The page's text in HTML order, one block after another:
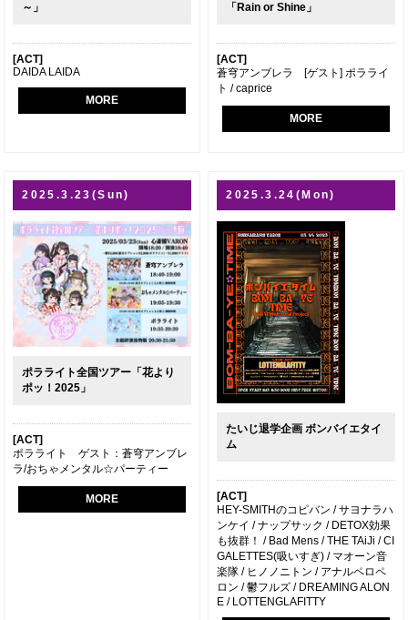
～」
[ACT]
DAIDA LAIDA
MORE
「Rain or Shine」
[ACT]
蒼穹アンブレラ [ゲスト] ポラライ
ト / caprice
MORE
2025.3.23(Sun)
ポラライト全国ツアー「花より
ポッ！2025」
[ACT]
ポラライト ゲスト：蒼穹アンブレ
ラ/おちゃメンタル☆パーティー
MORE
2025.3.24(Mon)
たいじ退学企画 ボンバイエタイ
ム
[ACT]
HEY-SMITHのコピバン / サヨナラハ
ンケイ / ナップサック / DETOX効果
も抜群！ / Bad Mens / THE TAiJi / CI
GALETTES(吸いすぎ) / マオーン音
楽隊 / ヒノノニトン / アナルペロペ
ロン / 鬱フルズ / DREAMING ALON
E / LOTTENGLAFITTY